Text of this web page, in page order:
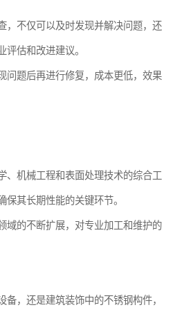
，不仅可以及时发现并解决问题，还
评估和改进建议。
问题后再进行修复，成本更低，效果
、机械工程和表面处理技术的综合工
其长期性能的关键环节。
域的不断扩展，对专业加工和维护的
，还是建筑装饰中的不锈钢构件，